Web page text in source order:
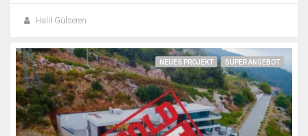
Halil Gülseren
NEUES PROJEKT SUPER ANGEBOT